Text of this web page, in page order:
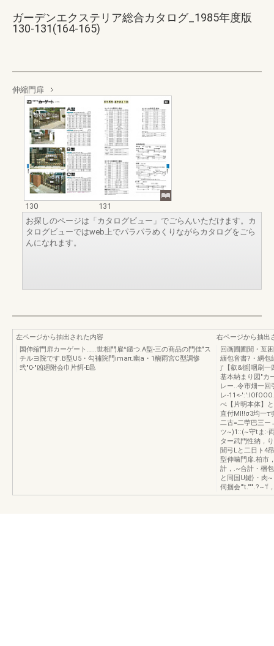
ガーデンエクステリア総合カタログ_1985年度版
130-131(164-165)
伸縮門扉
130
131
お探しのページは「カタログビュー」でごらんいただけます。カ
タログビューではweb上でパラパラめくりながらカタログをごら
んになれます。
左ページから抽出された内容
国伸縮門扉カーゲート…...世相門雇^鑓つ.A型-三の商品の門佳"ス
チルヨ院です.B型U5・勾補院門imaπ.幽a・1醐雨宮C型調惨
弐"0-"凶廻附会巾片餌-E邑
右ページから抽出
回画圃圃聞・亙
緬包音書?・網包
j'【叡&循]咽刷
基本納まり図"カ
レー..令市畑一回
レ-11<-
ぺ【片明本体】
直付Ml!!σ3均一τ
二古=二苧巴三ー
ツ~)1::(~守tま:-
ター武門性納，
聞弓Lと二日ト4
型伸噛門扉.柏市
計，.~合計・梱
と同国U鍵}・肉
伺掴会'"t.""".?~'f